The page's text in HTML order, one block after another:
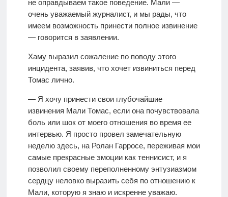
не оправдываем такое поведение. Мали —
очень уважаемый журналист, и мы рады, что
имеем возможность принести полное извинение
— говорится в заявлении.
Хаму выразил сожаление по поводу этого
инцидента, заявив, что хочет извиниться перед
Томас лично.
— Я хочу принести свои глубочайшие
извинения Мали Томас, если она почувствовала
боль или шок от моего отношения во время ее
интервью. Я просто провел замечательную
неделю здесь, на Ролан Гарросе, переживая мои
самые прекрасные эмоции как теннисист, и я
позволил своему переполненному энтузиазмом
сердцу неловко выразить себя по отношению к
Мали, которую я знаю и искренне уважаю.